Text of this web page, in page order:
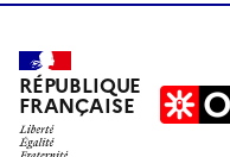
RÉPUBLIQUE
FRANÇAISE